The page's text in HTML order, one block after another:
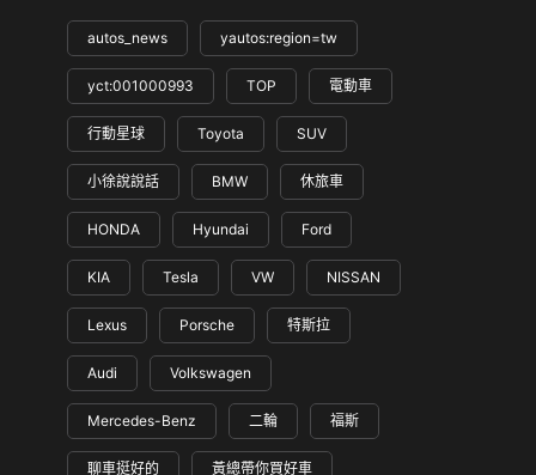
autos_news yautos:region=tw
yct:001000993 TOP 電動車
行動星球 Toyota SUV
小徐說說話 BMW 休旅車
HONDA Hyundai Ford
KIA Tesla VW NISSAN
Lexus Porsche 特斯拉
Audi Volkswagen
Mercedes-Benz 二輪 福斯
聊車挺好的 黃總帶你買好車